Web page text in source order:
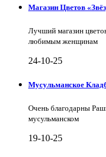
Магазин Цветов
Лучший магазин
любимым женщинам
24-10-25
Мусульманское
Очень благодарны
мусульманском
19-10-25